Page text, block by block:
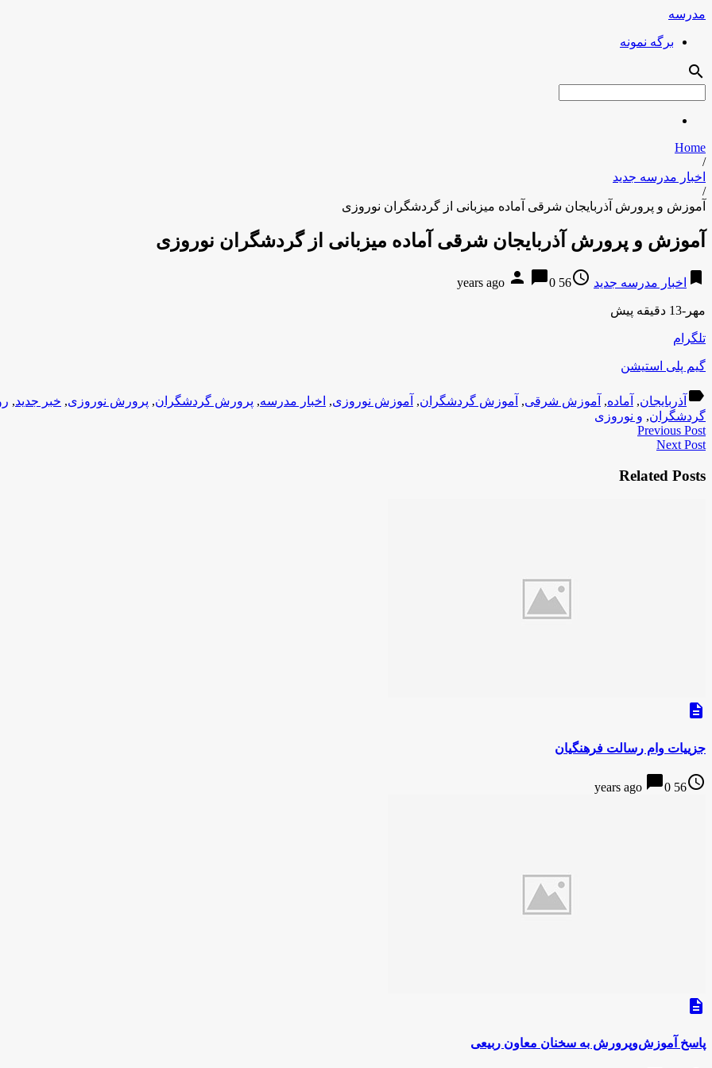
مدرسه
برگه نمونه
search
Home
/
اخبار مدرسه جدید
/
آموزش و پرورش آذربایجان شرقی آماده میزبانی از گردشگران نوروزی
آموزش و پرورش آذربایجان شرقی آماده میزبانی از گردشگران نوروزی
bookmark اخبار مدرسه جدید access_time
56 years ago
person chat_bubble0
مهر-13 دقیقه پیش
تلگرام
گیم پلی استیشن
label آذربایجان, آماده, آموزش شرقی, آموزش گردشگران, آموزش نوروزی, اخبار مدرسه, پرورش گردشگران, پرورش نوروزی, خبر جدید,
گردشگران, و نوروزی
Previous Post
Next Post
Related Posts
description
جزییات وام رسالت فرهنگیان
access_time
56 years ago
chat_bubble0
description
پاسخ آموزش‌وپرورش به سخنان معاون ربیعی